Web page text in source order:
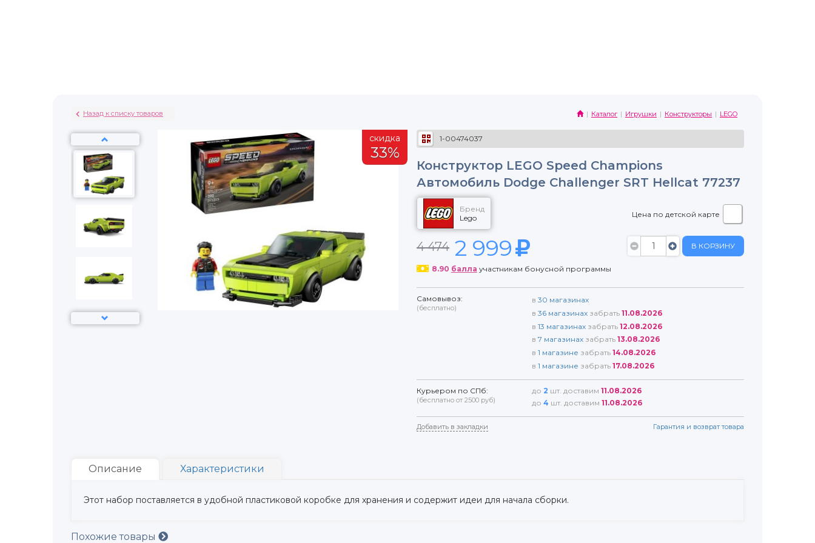
Назад к списку товаров Каталог Игрушки Конструкторы LEGO
скидка
33%
1-00474037
Конструктор LEGO Speed Champions
Автомобиль Dodge Challenger SRT Hellcat 77237
Бренд
Lego
Цена по детской карте
4 474 2 999 В КОРЗИНУ
8.90 балла участникам бонусной программы
Самовывоз:
(бесплатно)
в 30 магазинах
в 36 магазинах забрать 11.08.2026
в 13 магазинах забрать 12.08.2026
в 7 магазинах забрать 13.08.2026
в 1 магазине забрать 14.08.2026
в 1 магазине забрать 17.08.2026
Курьером по СПб:
(бесплатно от 2500 руб)
до 2 шт. доставим 11.08.2026
до 4 шт. доставим 11.08.2026
Добавить в закладки Гарантия и возврат товара
Описание Характеристики
Этот набор поставляется в удобной пластиковой коробке для хранения и содержит идеи для начала сборки.
Похожие товары